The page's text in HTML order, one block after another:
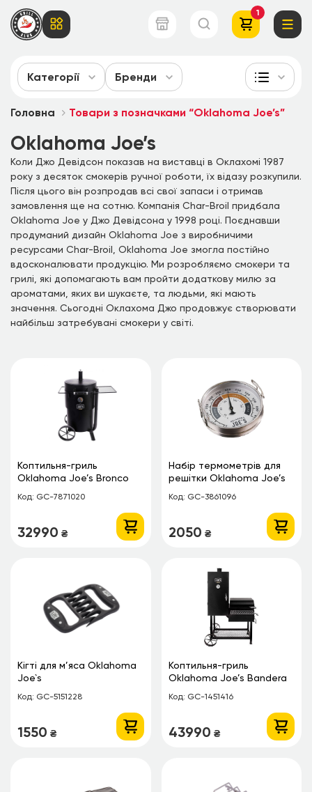
1
Головна Товари з позначками “Oklahoma Joe’s”
Oklahoma Joe’s
Коли Джо Девідсон показав на виставці в Оклахомі 1987
року з десяток смокерів ручної роботи, їх відазу розкупили.
Після цього він розпродав всі свої запаси і отримав
замовлення ще на сотню. Компанія Char-Broil придбала
Oklahoma Joe у Джо Девідсона у 1998 році. Поєднавши
продуманий дизайн Oklahoma Joe з виробничими
ресурсами Char-Broil, Oklahoma Joe змогла постійно
вдосконалювати продукцію. Ми розробляємо смокери та
грилі, які допомагають вам пройти додаткову милю за
ароматами, яких ви шукаєте, та людьми, які мають
значення. Сьогодні Оклахома Джо продовжує створювати
найбільш затребувані смокери у світі.
Категорії Бренди
Коптильня-гриль
Oklahoma Joe’s Bronco
Код: GC-7871020
32990 ₴
Набір термометрів для
решітки Oklahoma Joe’s
Код: GC-3861096
2050 ₴
Кігті для м’яса Oklahoma
Joe`s
Код: GC-5151228
1550 ₴
Коптильня-гриль
Oklahoma Joe’s Bandera
Код: GC-1451416
43990 ₴